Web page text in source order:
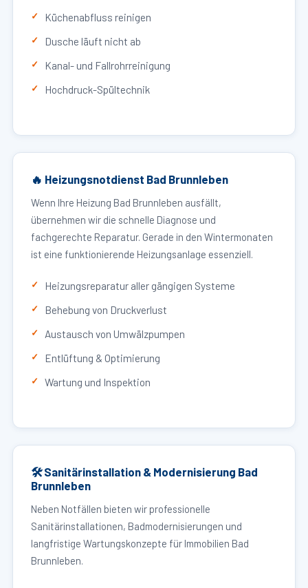
Küchenabfluss reinigen
Dusche läuft nicht ab
Kanal- und Fallrohrreinigung
Hochdruck-Spültechnik
🔥 Heizungsnotdienst Bad Brunnleben
Wenn Ihre Heizung Bad Brunnleben ausfällt,
übernehmen wir die schnelle Diagnose und
fachgerechte Reparatur. Gerade in den Wintermonaten
ist eine funktionierende Heizungsanlage essenziell.
Heizungsreparatur aller gängigen Systeme
Behebung von Druckverlust
Austausch von Umwälzpumpen
Entlüftung & Optimierung
Wartung und Inspektion
🛠 Sanitärinstallation & Modernisierung Bad
Brunnleben
Neben Notfällen bieten wir professionelle
Sanitärinstallationen, Badmodernisierungen und
langfristige Wartungskonzepte für Immobilien Bad
Brunnleben.